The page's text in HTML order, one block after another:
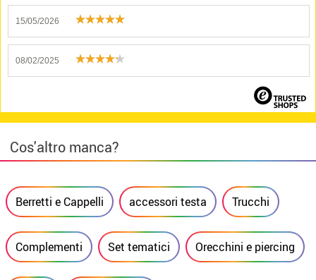
15/05/2026
08/02/2025
Cos'altro manca?
Berretti e Cappelli accessori testa Trucchi
Complementi Set tematici Orecchini e piercing